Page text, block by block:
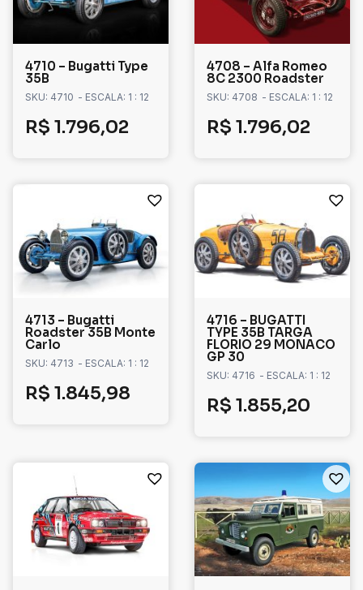
4710 – Bugatti Type
35B
SKU: 4710 - ESCALA: 1 : 12
R$ 1.796,02
4708 – Alfa Romeo
8C 2300 Roadster
SKU: 4708 - ESCALA: 1 : 12
R$ 1.796,02
4713 – Bugatti
Roadster 35B Monte
Carlo
SKU: 4713 - ESCALA: 1 : 12
R$ 1.845,98
4716 – BUGATTI
TYPE 35B TARGA
FLORIO 29 MONACO
GP 30
SKU: 4716 - ESCALA: 1 : 12
R$ 1.855,20